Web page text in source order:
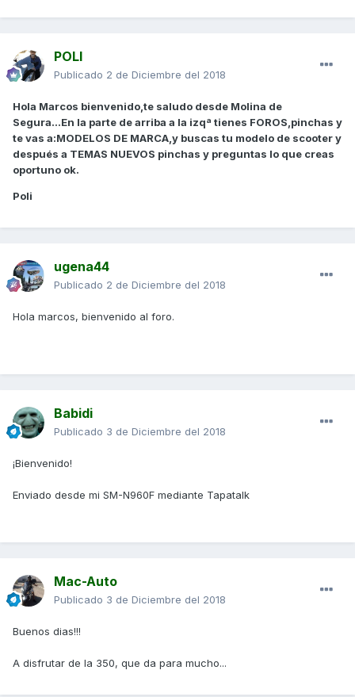
POLI
Publicado 2 de Diciembre del 2018
Hola Marcos bienvenido,te saludo desde Molina de
Segura...En la parte de arriba a la izqª tienes FOROS,pinchas y
te vas a:MODELOS DE MARCA,y buscas tu modelo de scooter y
después a TEMAS NUEVOS pinchas y preguntas lo que creas
oportuno ok.
Poli
ugena44
Publicado 2 de Diciembre del 2018
Hola marcos, bienvenido al foro.
Babidi
Publicado 3 de Diciembre del 2018
¡Bienvenido!
Enviado desde mi SM-N960F mediante Tapatalk
Mac-Auto
Publicado 3 de Diciembre del 2018
Buenos dias!!!
A disfrutar de la 350, que da para mucho...